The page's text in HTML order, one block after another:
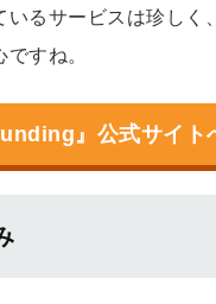
いるサービスは珍しく
すね。
』公式サイト